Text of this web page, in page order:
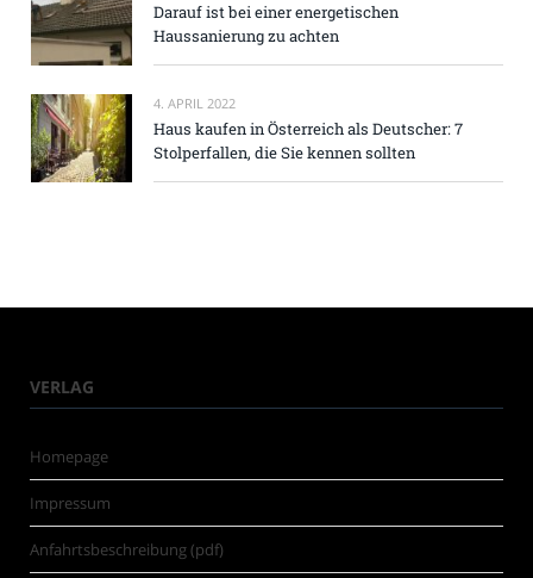
Darauf ist bei einer energetischen
Haussanierung zu achten
4. APRIL 2022
Haus kaufen in Österreich als Deutscher: 7
Stolperfallen, die Sie kennen sollten
VERLAG
Homepage
Impressum
Anfahrtsbeschreibung (pdf)